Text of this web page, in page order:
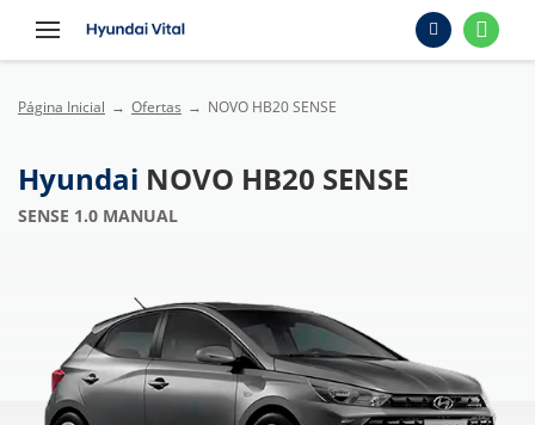
Página Inicial Ofertas NOVO HB20 SENSE
Hyundai NOVO HB20 SENSE
SENSE 1.0 MANUAL